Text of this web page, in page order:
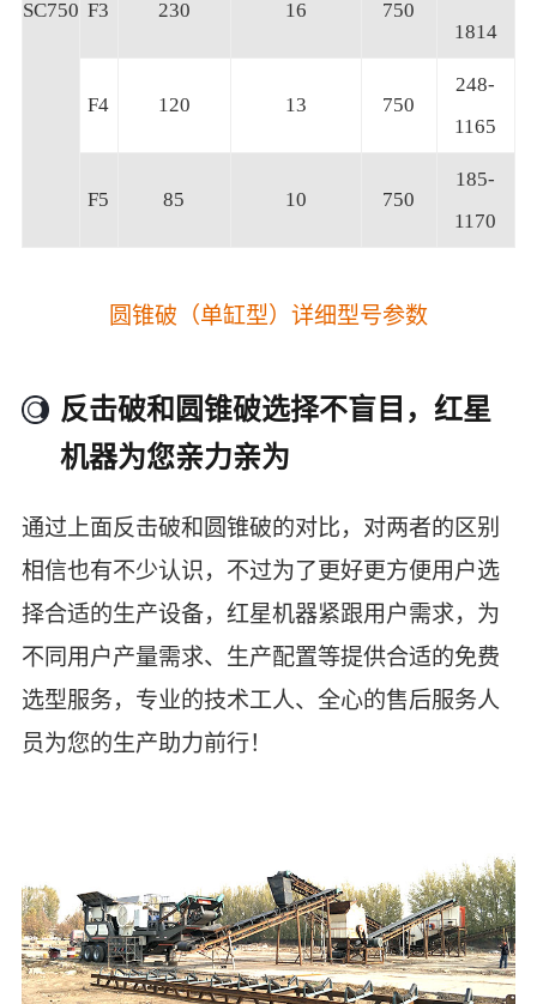
SC750 F3 230 16 750
1814
F4 120 13 750
248-
1165
F5 85 10 750
185-
1170
圆锥破（单缸型）详细型号参数
反击破和圆锥破选择不盲目，红星
机器为您亲力亲为
通过上面反击破和圆锥破的对比，对两者的区别
相信也有不少认识，不过为了更好更方便用户选
择合适的生产设备，红星机器紧跟用户需求，为
不同用户产量需求、生产配置等提供合适的免费
选型服务，专业的技术工人、全心的售后服务人
员为您的生产助力前行！